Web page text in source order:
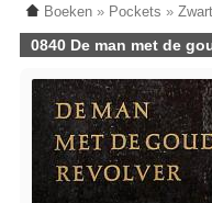
Boeken » Pockets »
0840 De man met de